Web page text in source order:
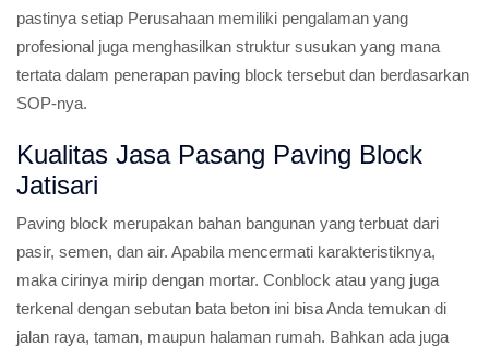
pastinya setiap Perusahaan memiliki pengalaman yang
profesional juga menghasilkan struktur susukan yang mana
tertata dalam penerapan paving block tersebut dan berdasarkan
SOP-nya.
Kualitas Jasa Pasang Paving Block
Jatisari
Paving block merupakan bahan bangunan yang terbuat dari
pasir, semen, dan air. Apabila mencermati karakteristiknya,
maka cirinya mirip dengan mortar. Conblock atau yang juga
terkenal dengan sebutan bata beton ini bisa Anda temukan di
jalan raya, taman, maupun halaman rumah. Bahkan ada juga